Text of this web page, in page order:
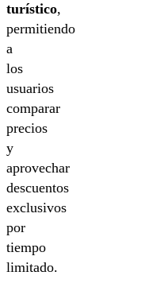
turístico,
permitiendo
a
los
usuarios
comparar
precios
y
aprovechar
descuentos
exclusivos
por
tiempo
limitado.